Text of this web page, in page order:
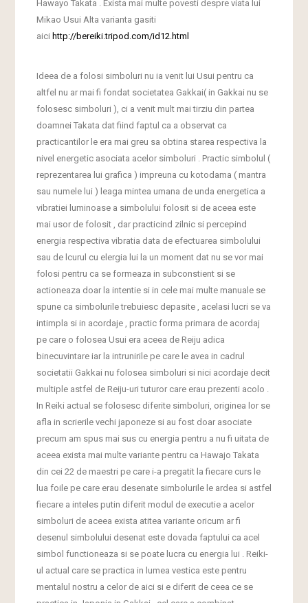
Hawayo Takata . Exista mai multe povesti despre viata lui
Mikao Usui Alta varianta gasiti
aici http://bereiki.tripod.com/id12.html
Ideea de a folosi simboluri nu ia venit lui Usui pentru ca
altfel nu ar mai fi fondat societatea Gakkai( in Gakkai nu se
folosesc simboluri ), ci a venit mult mai tirziu din partea
doamnei Takata dat fiind faptul ca a observat ca
practicantilor le era mai greu sa obtina starea respectiva la
nivel energetic asociata acelor simboluri . Practic simbolul (
reprezentarea lui grafica ) impreuna cu kotodama ( mantra
sau numele lui ) leaga mintea umana de unda energetica a
vibratiei luminoase a simbolului folosit si de aceea este
mai usor de folosit , dar practicind zilnic si percepind
energia respectiva vibratia data de efectuarea simbolului
sau de lcurul cu elergia lui la un moment dat nu se vor mai
folosi pentru ca se formeaza in subconstient si se
actioneaza doar la intentie si in cele mai multe manuale se
spune ca simbolurile trebuiesc depasite , acelasi lucri se va
intimpla si in acordaje , practic forma primara de acordaj
pe care o folosea Usui era aceea de Reiju adica
binecuvintare iar la intrunirile pe care le avea in cadrul
societatii Gakkai nu folosea simboluri si nici acordaje decit
multiple astfel de Reiju-uri tuturor care erau prezenti acolo .
In Reiki actual se folosesc diferite simboluri, originea lor se
afla in scrierile vechi japoneze si au fost doar asociate
precum am spus mai sus cu energia pentru a nu fi uitata de
aceea exista mai multe variante pentru ca Hawajo Takata
din cei 22 de maestri pe care i-a pregatit la fiecare curs le
lua foile pe care erau desenate simbolurile le ardea si astfel
fiecare a inteles putin diferit modul de executie a acelor
simboluri de aceea exista atitea variante oricum ar fi
desenul simbolului desenat este dovada faptului ca acel
simbol functioneaza si se poate lucra cu energia lui . Reiki-
ul actual care se practica in lumea vestica este pentru
mentalul nostru a celor de aici si e diferit de ceea ce se